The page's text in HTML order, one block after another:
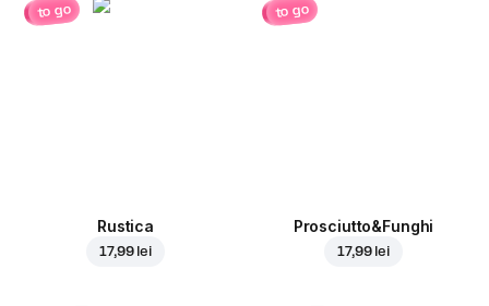
to go
Rustica
17,99 lei
to go
Prosciutto&Funghi
17,99 lei